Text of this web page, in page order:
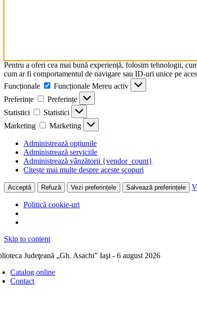
Pentru a oferi cea mai bună experiență, folosim tehnologii,
cum ar fi comportamentul de navigare sau ID-uri unice pe
Funcționale
Funcționale Mereu activ
Preferințe
Preferințe
Statistici
Statistici
Marketing
Marketing
Administrează opțiunile
Administrează serviciile
Administrează vânzătorii {vendor_count}
Citește mai multe despre aceste scopuri
Acceptă Refuză Vezi preferințele Salvează preferințele
Politică cookie-uri
Skip to content
Judeţeană „Gh. Asachi” Iaşi - 6 august 2026
Catalog online
Contact